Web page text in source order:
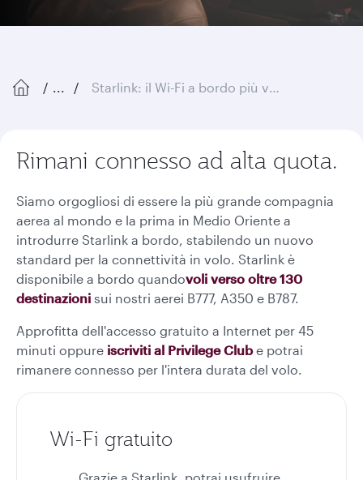
... Starlink: il Wi-Fi a bordo più veloce ad alta quota
Rimani connesso ad alta quota.
Siamo orgogliosi di essere la più grande compagnia
aerea al mondo e la prima in Medio Oriente a
introdurre Starlink a bordo, stabilendo un nuovo
standard per la connettività in volo. Starlink è
disponibile a bordo quandovoli verso oltre 130
destinazioni sui nostri aerei B777, A350 e B787.
Approfitta dell'accesso gratuito a Internet per 45
minuti oppure iscriviti al Privilege Clube potrai
rimanere connesso per l'intera durata del volo.
Wi-Fi gratuito